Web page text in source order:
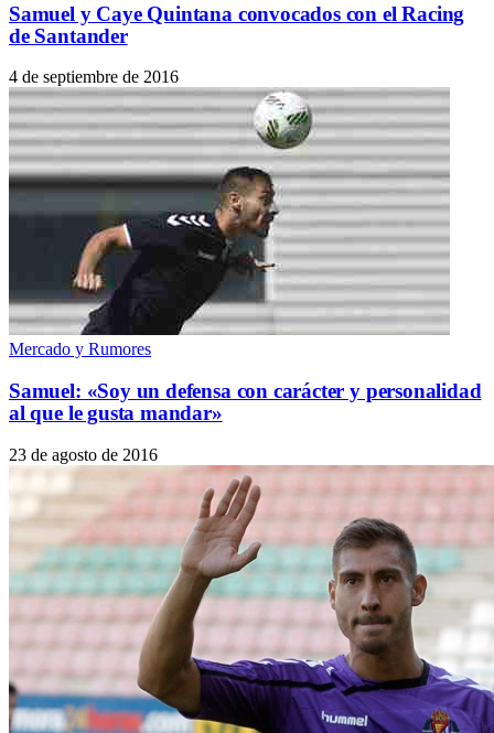
Samuel y Caye Quintana convocados con el Racing
de Santander
4 de septiembre de 2016
Mercado y Rumores
Samuel: «Soy un defensa con carácter y personalidad
al que le gusta mandar»
23 de agosto de 2016